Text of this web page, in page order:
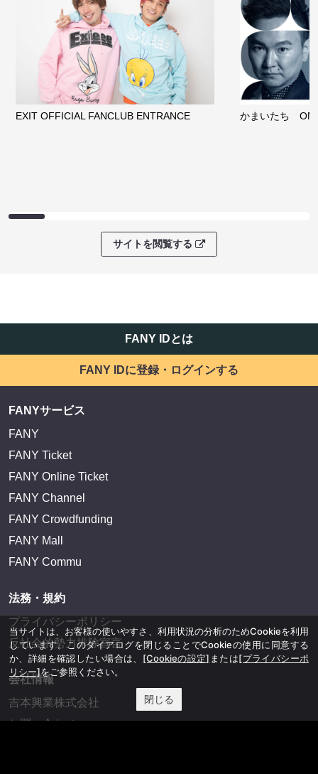
EXIT OFFICIAL FANCLUB ENTRANCE かまいたち
サイトを閲覧する
FANY IDとは
FANY IDに登録・ログインする
FANYサービス
FANY
FANY Ticket
FANY Online Ticket
FANY Channel
FANY Crowdfunding
FANY Mall
FANY Commu
法務・規約
プライバシーポリシー
反社会的勢力排除宣言
会社情報
吉本興業株式会社
お問い合わせ
当サイトは、お客様の使いやすさ、利用状況の分析のためCookieを利用
しています。このダイアログを閉じることでCookieの使用に同意する
か、詳細を確認したい場合は、 [Cookieの設定] または[プライバシーポ
リシー]をご参照ください。
閉じる